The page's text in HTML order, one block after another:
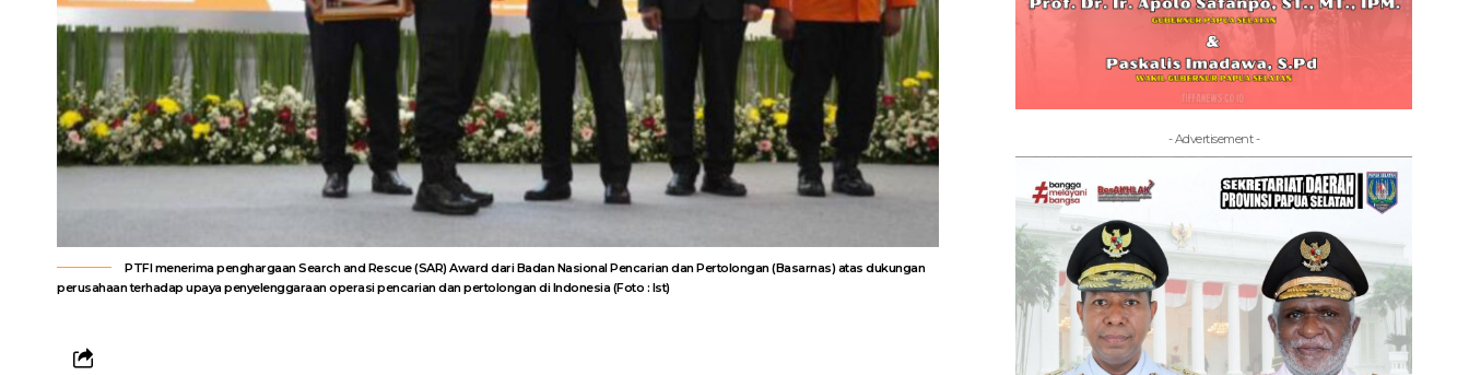
PTFI menerima penghargaan Search and Rescue (SAR) Award dari Badan Nasional Pencarian dan Pertolongan (Basarnas) atas dukungan
perusahaan terhadap upaya penyelenggaraan operasi pencarian dan pertolongan di Indonesia (Foto : Ist)
- Advertisement -